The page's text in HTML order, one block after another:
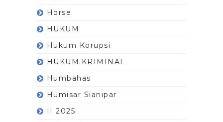
Horse
HUKUM
Hukum Korupsi
HUKUM.KRIMINAL
Humbahas
Humisar Sianipar
II 2025